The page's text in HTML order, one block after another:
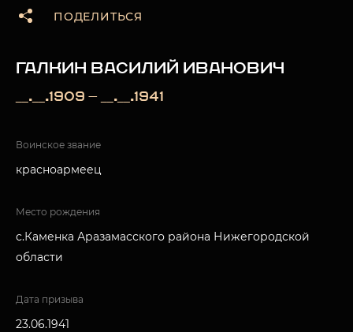
ПОДЕЛИТЬСЯ
ГАЛКИН ВАСИЛИЙ ИВАНОВИЧ
__.__.1909 — __.__.1941
Воинское звание
красноармеец
Место рождения
с.Каменка Аразамасского района Нижегородской
области
Дата призыва
23.06.1941